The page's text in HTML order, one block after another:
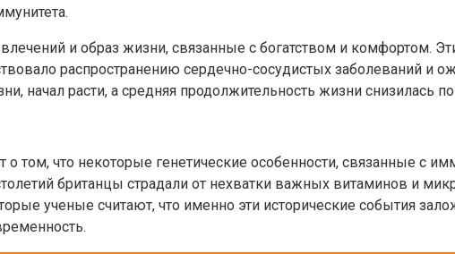
и образ жизни, связанные с богатством и комфортом.
распространению сердечно-сосудистых заболеваний и
начал расти, а средняя продолжительность жизни
том, что некоторые генетические особенности, связанные с
британцы страдали от нехватки важных витаминов и
ученые считают, что именно эти исторические события